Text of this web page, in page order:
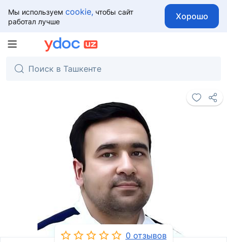
Мы используем cookie, чтобы сайт
работал лучше
Хорошо
0 отзывов